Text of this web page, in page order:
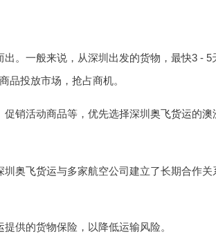
。一般来说，从深圳出发的货物，最快3 -
品投放市场，抢占商机。
销活动商品等，优先选择深圳 奥飞货运的澳
圳 奥飞货运与多家航空公司建立了长期合作
提供的货物保险，以降低运输风险。